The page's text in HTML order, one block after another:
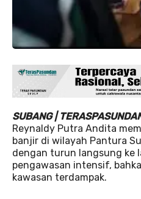
SUBANG |
Reynaldy Putra Andita
banjir di wilayah Pantura
dengan turun langsung ke
pengawasan intensif,
kawasan terdampak.